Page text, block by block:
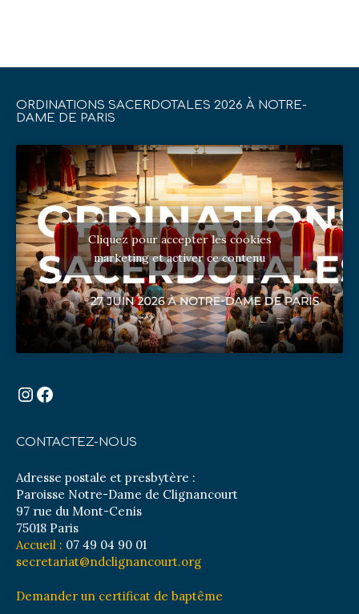
ORDINATIONS SACERDOTALES 2026 À NOTRE-
DAME DE PARIS
Cliquez pour accepter les cookies
marketing et activer ce contenu
Instagram
Facebook
CONTACTEZ-NOUS
Adresse postale et presbytère :
Paroisse Notre-Dame de Clignancourt
97 rue du Mont-Cenis
75018 Paris
Accueil : 07 49 04 90 01
secretariat@ndclignancourt.org
Demander un certificat de baptême